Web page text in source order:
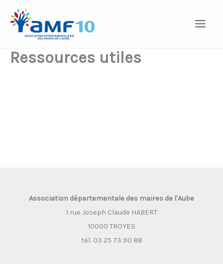
contenu
Ressources utiles
Association départementale des maires de l'Aube
1 rue Joseph Claude HABERT
10000 TROYES
tél. 03 25 73 90 88